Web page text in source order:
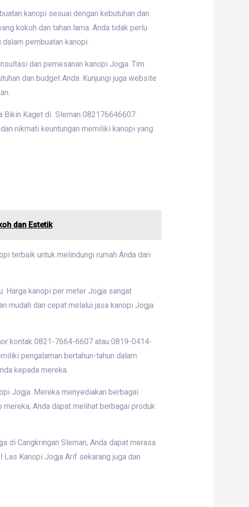
kanopi sesuai dengan kebutuhan dan
kokoh dan tahan lama. Anda tidak perlu
pembuatan kanopi.
dan pemesanan kanopi Jogja. Tim
dan budget Anda. Kunjungi juga website
Bikin Kaget di Sleman 082176646607.
nikmati keuntungan memiliki kanopi yang
dan Estetik
terbaik untuk melindungi rumah Anda dari
Harga kanopi per meter Jogja sangat
mudah dan cepat melalui jasa kanopi Jogja
kontak 0821-7664-6607 atau 0819-0414-
pengalaman bertahun-tahun dalam
kepada mereka.
Jogja. Mereka menyediakan berbagai
Anda dapat melihat berbagai produk
di Cangkringan Sleman, Anda dapat merasa
Las Kanopi Jogja Arif sekarang juga dan